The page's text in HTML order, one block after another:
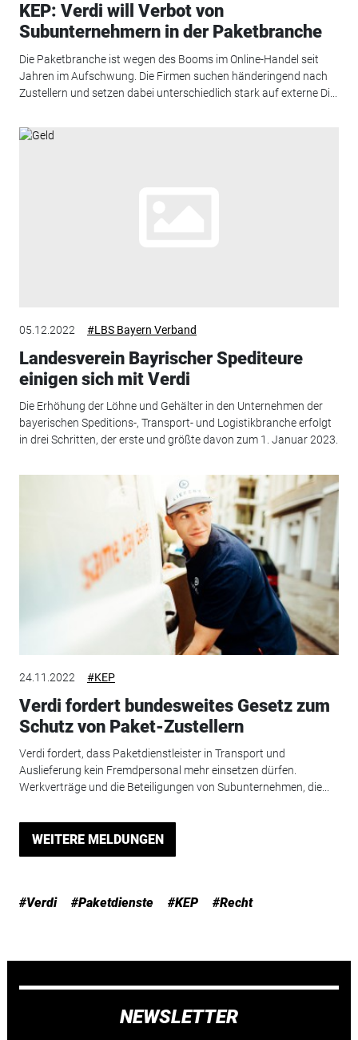
KEP: Verdi will Verbot von
Subunternehmern in der Paketbranche
Die Paketbranche ist wegen des Booms im Online-Handel seit
Jahren im Aufschwung. Die Firmen suchen händeringend nach
Zustellern und setzen dabei unterschiedlich stark auf externe Di...
05.12.2022 #LBS Bayern Verband
Landesverein Bayrischer Spediteure
einigen sich mit Verdi
Die Erhöhung der Löhne und Gehälter in den Unternehmen der
bayerischen Speditions-, Transport- und Logistikbranche erfolgt
in drei Schritten, der erste und größte davon zum 1. Januar 2023.
24.11.2022 #KEP
Verdi fordert bundesweites Gesetz zum
Schutz von Paket-Zustellern
Verdi fordert, dass Paketdienstleister in Transport und
Auslieferung kein Fremdpersonal mehr einsetzen dürfen.
Werkverträge und die Beteiligungen von Subunternehmen, die...
WEITERE MELDUNGEN
#Verdi #Paketdienste #KEP #Recht
NEWSLETTER